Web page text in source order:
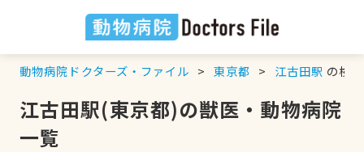
動物病院ドクターズ・ファイル 東京都 江古田駅 の検
江古田駅(東京都)の獣医・動物病院
一覧